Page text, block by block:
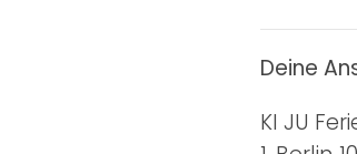
Deine
KI JU